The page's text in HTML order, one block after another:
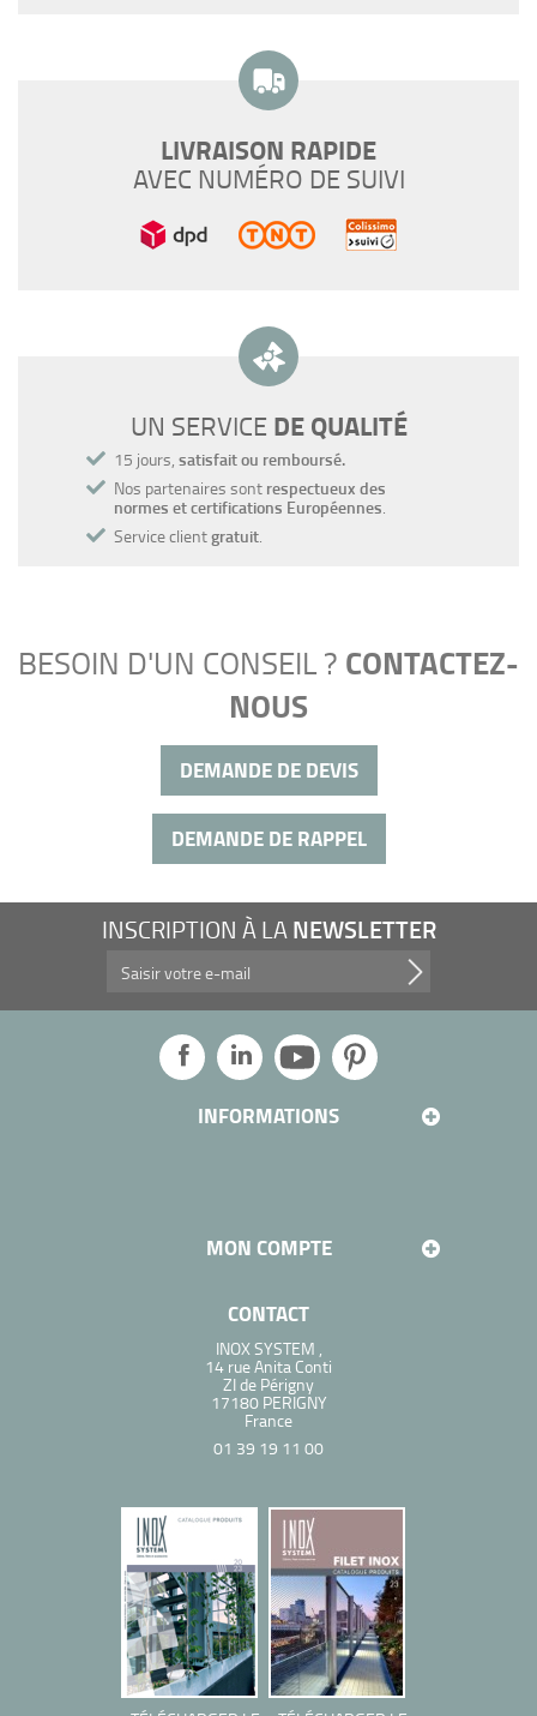
LIVRAISON RAPIDE
AVEC NUMÉRO DE SUIVI
UN SERVICE DE QUALITÉ
15 jours, satisfait ou remboursé.
Nos partenaires sont respectueux des
normes et certifications Européennes.
Service clientgratuit.
BESOIN D'UN CONSEIL ? CONTACTEZ-
NOUS
DEMANDE DE DEVIS
DEMANDE DE RAPPEL
INSCRIPTION À LANEWSLETTER
Profitez de nos promotions, et plus encore...
INFORMATIONS
MON COMPTE
CONTACT
INOX SYSTEM ,
14 rue Anita Conti
ZI de Périgny
17180 PERIGNY
France
01 39 19 11 00